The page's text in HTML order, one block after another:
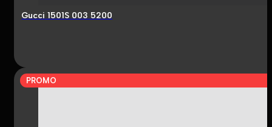
Gucci 1501S 003 5200
PROMO